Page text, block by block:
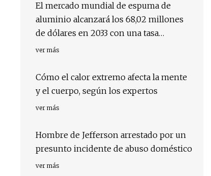
El mercado mundial de espuma de
aluminio alcanzará los 68,02 millones
de dólares en 2033 con una tasa
compuesta anual del 4,5%
ver más
Cómo el calor extremo afecta la mente
y el cuerpo, según los expertos
ver más
Hombre de Jefferson arrestado por un
presunto incidente de abuso doméstico
ver más